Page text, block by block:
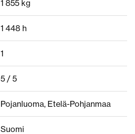
1 855 kg
1 448 h
1
5 / 5
Pojanluoma, Etelä-Pohjanmaa
Suomi